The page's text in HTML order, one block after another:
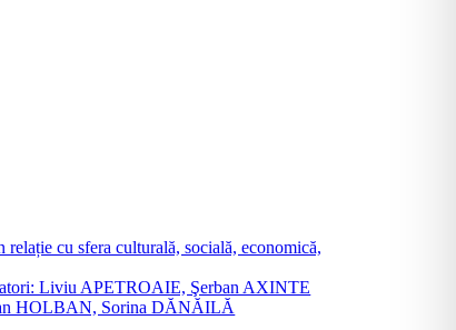
cu sfera culturală, socială, economică,
Liviu APETROAIE, Şerban AXINTE
HOLBAN, Sorina DĂNĂILĂ